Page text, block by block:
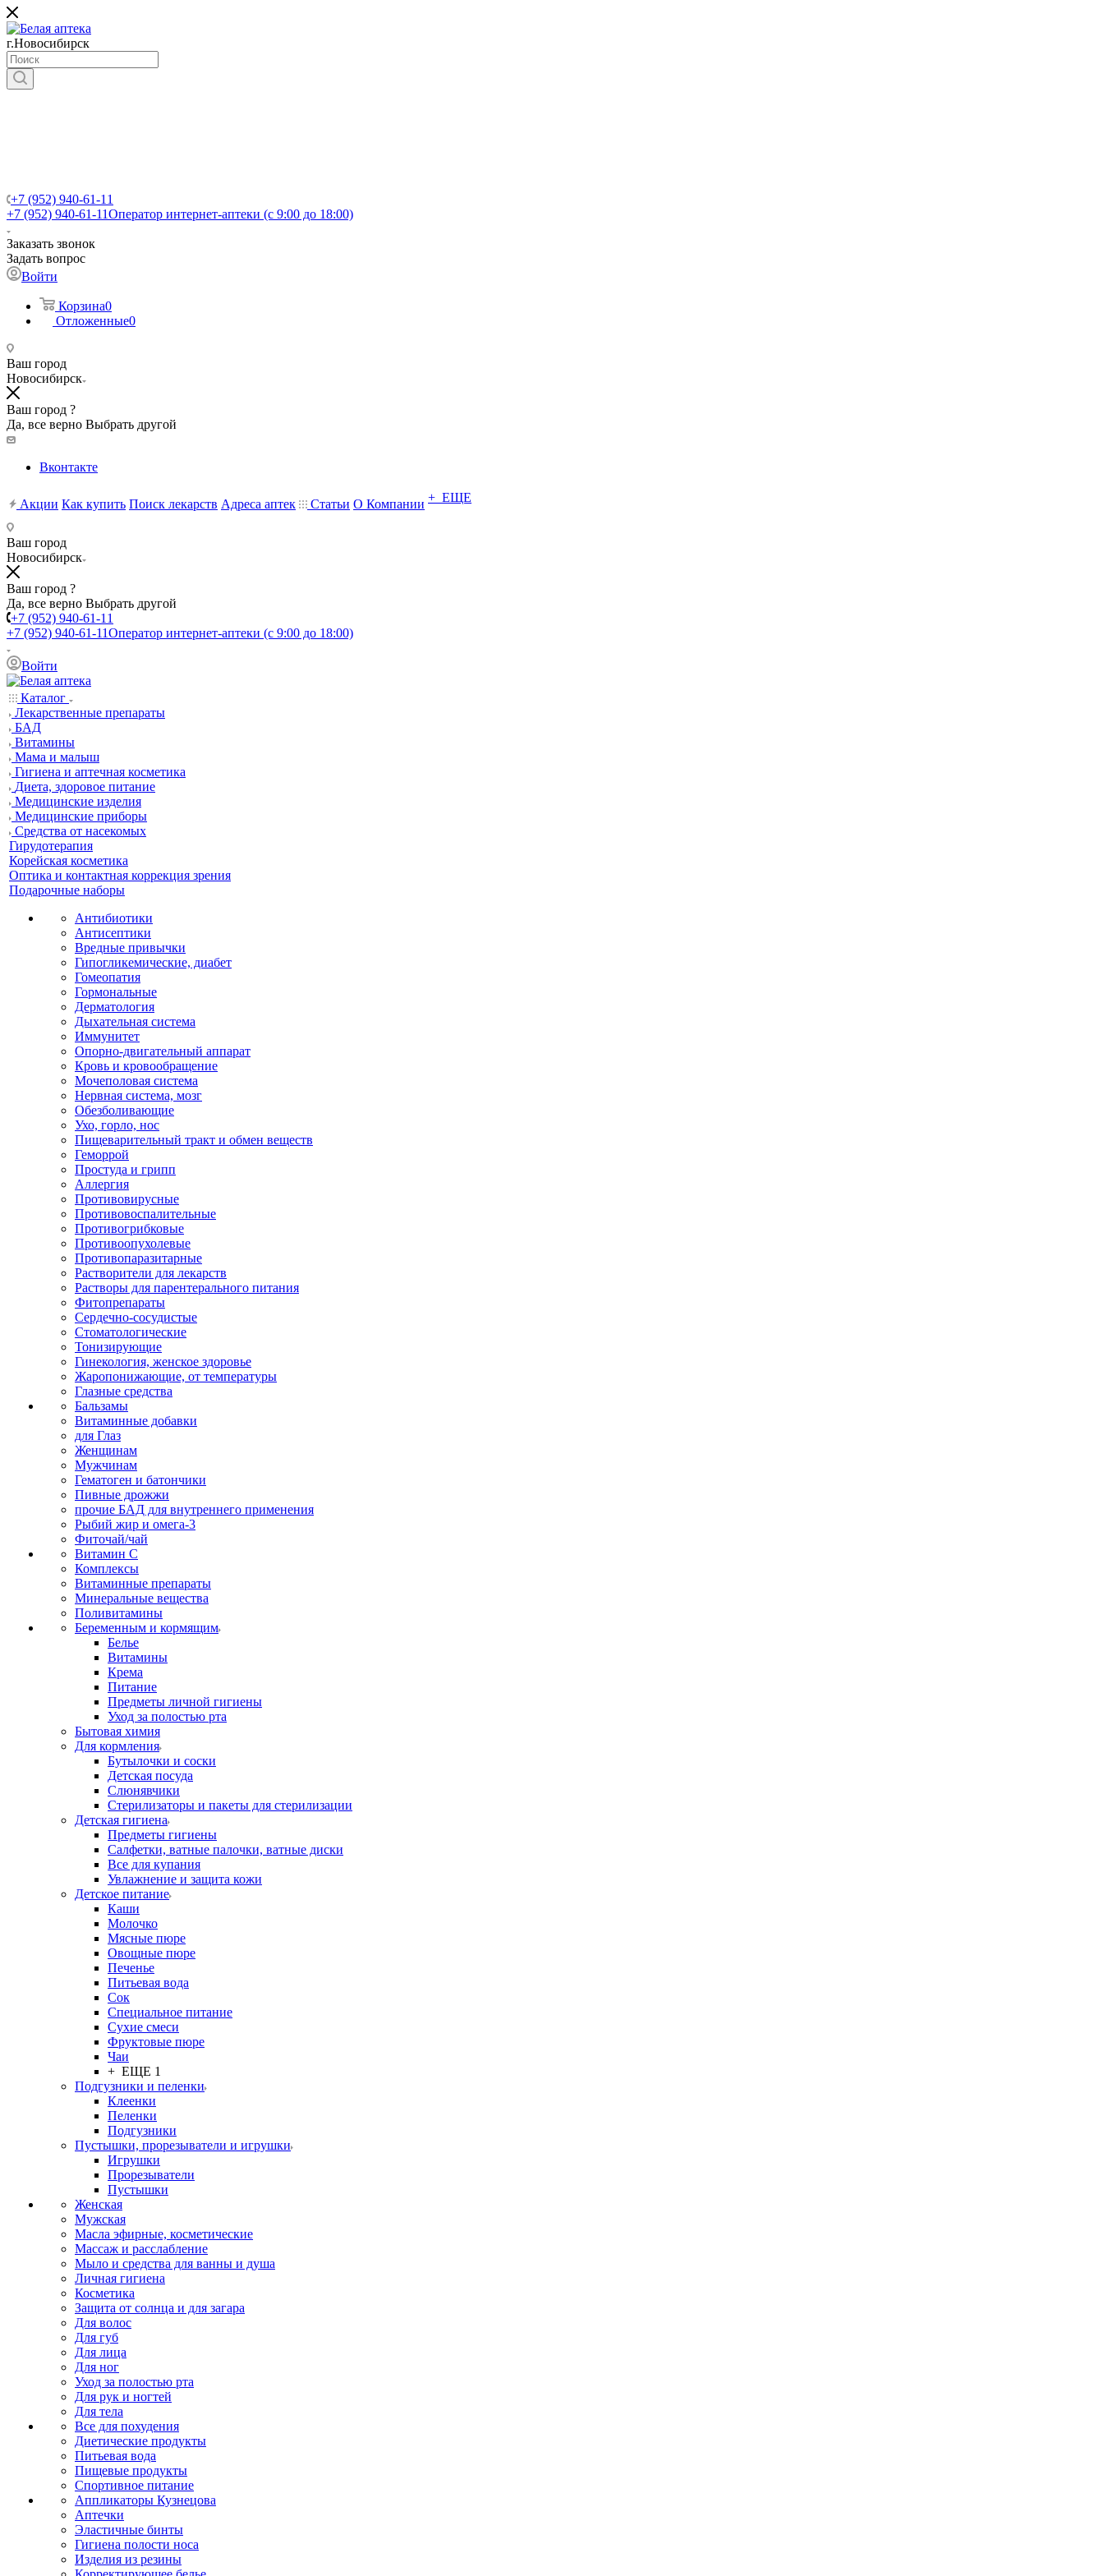
г.Новосибирск
+7 (952) 940-61-11
+7 (952) 940-61-11Оператор интернет-аптеки (с 9:00 до 18:00)
Заказать звонок
Задать вопрос
Войти
Корзина0
Отложенные0
Ваш город
Новосибирск
Ваш город ?
Да, все верно Выбрать другой
Вконтакте
Акции Как купить Поиск лекарств Адреса аптек Статьи О Компании + ЕЩЕ
Ваш город
Новосибирск
Ваш город ?
Да, все верно Выбрать другой
+7 (952) 940-61-11
+7 (952) 940-61-11Оператор интернет-аптеки (с 9:00 до 18:00)
Войти
Каталог
Лекарственные препараты
БАД
Витамины
Мама и малыш
Гигиена и аптечная косметика
Диета, здоровое питание
Медицинские изделия
Медицинские приборы
Средства от насекомых
Гирудотерапия
Корейская косметика
Оптика и контактная коррекция зрения
Подарочные наборы
Антибиотики
Антисептики
Вредные привычки
Гипогликемические, диабет
Гомеопатия
Гормональные
Дерматология
Дыхательная система
Иммунитет
Опорно-двигательный аппарат
Кровь и кровообращение
Мочеполовая система
Нервная система, мозг
Обезболивающие
Ухо, горло, нос
Пищеварительный тракт и обмен веществ
Геморрой
Простуда и грипп
Аллергия
Противовирусные
Противовоспалительные
Противогрибковые
Противоопухолевые
Противопаразитарные
Растворители для лекарств
Растворы для парентерального питания
Фитопрепараты
Сердечно-сосудистые
Стоматологические
Тонизирующие
Гинекология, женское здоровье
Жаропонижающие, от температуры
Глазные средства
Бальзамы
Витаминные добавки
для Глаз
Женщинам
Мужчинам
Гематоген и батончики
Пивные дрожжи
прочие БАД для внутреннего применения
Рыбий жир и омега-3
Фиточай/чай
Витамин С
Комплексы
Витаминные препараты
Минеральные вещества
Поливитамины
Беременным и кормящим
Белье
Витамины
Крема
Питание
Предметы личной гигиены
Уход за полостью рта
Бытовая химия
Для кормления
Бутылочки и соски
Детская посуда
Слюнявчики
Стерилизаторы и пакеты для стерилизации
Детская гигиена
Предметы гигиены
Салфетки, ватные палочки, ватные диски
Все для купания
Увлажнение и защита кожи
Детское питание
Каши
Молочко
Мясные пюре
Овощные пюре
Печенье
Питьевая вода
Сок
Специальное питание
Сухие смеси
Фруктовые пюре
Чаи
+ ЕЩЕ 1
Подгузники и пеленки
Клеенки
Пеленки
Подгузники
Пустышки, прорезыватели и игрушки
Игрушки
Прорезыватели
Пустышки
Женская
Мужская
Масла эфирные, косметические
Массаж и расслабление
Мыло и средства для ванны и душа
Личная гигиена
Косметика
Защита от солнца и для загара
Для волос
Для губ
Для лица
Для ног
Уход за полостью рта
Для рук и ногтей
Для тела
Все для похудения
Диетические продукты
Питьевая вода
Пищевые продукты
Спортивное питание
Аппликаторы Кузнецова
Аптечки
Эластичные бинты
Гигиена полости носа
Изделия из резины